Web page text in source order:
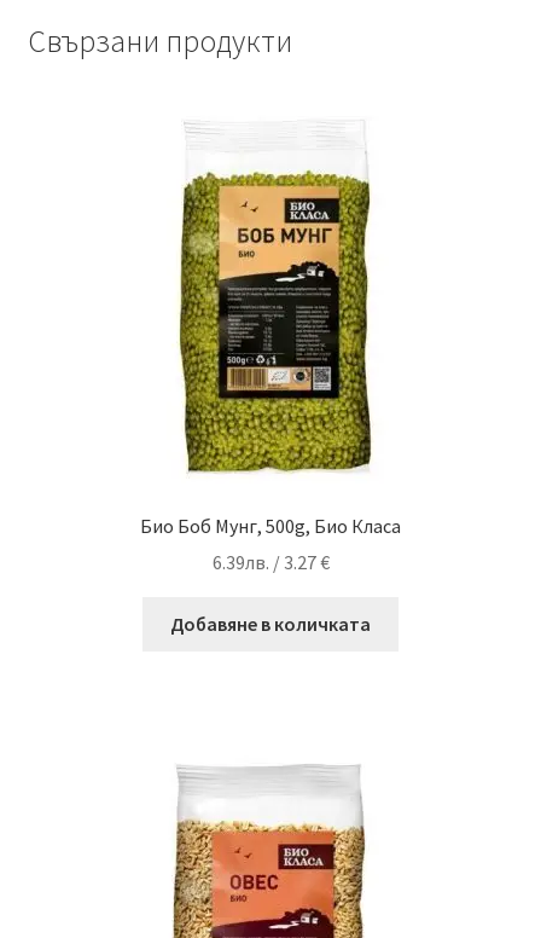
Свързани продукти
Био Боб Мунг, 500g, Био Класа
6.39лв. / 3.27 €
Добавяне в количката